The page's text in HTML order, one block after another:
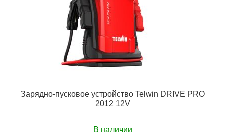
3,500 г
Подробнее...
Зарядно-пусковое устройство Telwin DRIVE PRO
2012 12V
В наличии